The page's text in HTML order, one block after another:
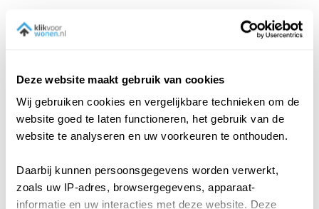
Deze website maakt gebruik van cookies
Wij gebruiken cookies en vergelijkbare technieken om de
website goed te laten functioneren, het gebruik van de
website te analyseren en uw voorkeuren te onthouden.
Daarbij kunnen persoonsgegevens worden verwerkt,
zoals uw IP-adres, browsergegevens, apparaat-
informatie en uw interacties met deze website. Deze
inschrijfnummer moet als gebruikersnaam worden
dit nieuwe wachtwoord kun je inloggen om je
inschrijving te activeren. Kom je er niet uit? Stel je vraag
via hetContactformulier.